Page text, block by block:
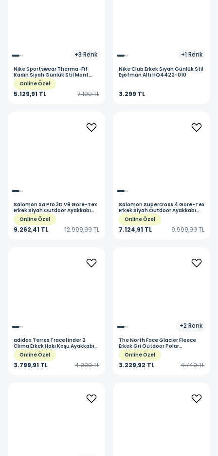
+3 Renk
NikeSportswear Therma-Fit
Kadın Siyah Günlük Stil Mont
FZ5899-010
Online Özel
5.129,91 TL 7.199 TL
+1 Renk
NikeClub Erkek Siyah Günlük Stil
Eşofman Altı HQ4422-010
3.299 TL
SalomonXa Pro 3D V9 Gore-Tex
Erkek Siyah Outdoor Ayakkabı
L47881900
Online Özel
9.262,41 TL 12.999,99 TL
SalomonSupercross 4 Gore-Tex
Erkek Siyah Outdoor Ayakkabı
L41731600
Online Özel
7.124,91 TL 9.999,99 TL
adidas Terrex Tracefinder 2
Clima Erkek Haki Koşu Ayakkabısı
JR7768
Online Özel
3.799,91 TL 4.999 TL
+2 Renk
The North FaceGlacier Fleece
Erkek Gri Outdoor Polar
NF0A8D0RCQI1
Online Özel
3.229,92 TL 4.749 TL